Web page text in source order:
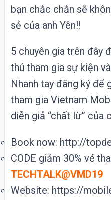
bạn chắc chắn sẽ
sẻ của anh Yên!!
5 chuyên gia trên đây
thú tham gia sự kiện
Nhanh tay đăng ký để
tham gia Vietnam
diễn giả “chất lừ” của
Book now: http://
CODE giảm 30% vé
TECHTALK@VMD19
Website: https://